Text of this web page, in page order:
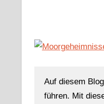
Auf diesem
führen. Mit